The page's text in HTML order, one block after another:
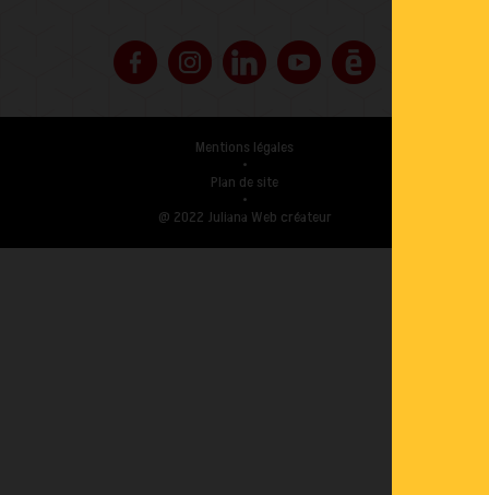
Mentions légales
•
Plan de site
•
@ 2022 Juliana Web créateur